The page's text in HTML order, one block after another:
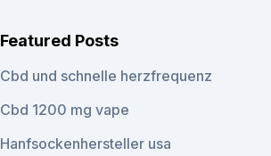
Featured Posts
Cbd und schnelle herzfrequenz
Cbd 1200 mg vape
Hanfsockenhersteller usa